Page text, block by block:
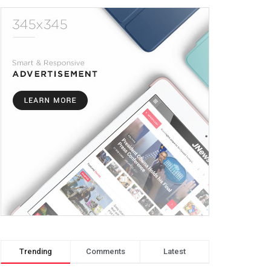
Trending Comments Latest